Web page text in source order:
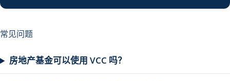
常见问题
房地产基金可以使用 VCC 吗？